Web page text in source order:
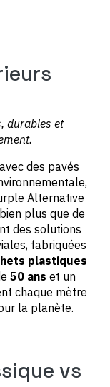
durables et
des pavés
Alternative
plus que de
des solutions
fabriquées
plastiques
50 ans et un
chaque mètre
la planète.
vs